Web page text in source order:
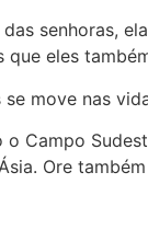
senhoras,
eles
move nas
Campo
Ore